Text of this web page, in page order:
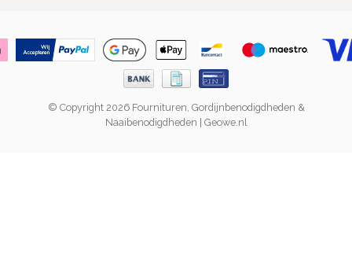
© Copyright 2026 Fournituren, Gordijnbenodigdheden &
Naaibenodigdheden | Geowe.nl